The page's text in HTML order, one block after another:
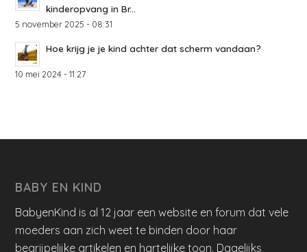
kinderopvang in Br...
5 november 2025 - 08:31
Hoe krijg je je kind achter dat scherm vandaan?
10 mei 2024 - 11:27
BABY EN KIND
BabyenKind is al 12 jaar een website en forum dat vele
moeders aan zich weet te binden door haar
begrijpelijke artikelen en hartelijke toon. Dagelijks